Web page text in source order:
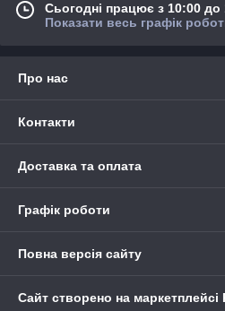
Сьогодні працює з 10:00 до
Показати весь графік
Про нас
Контакти
Доставка та оплата
Графік роботи
Повна версія сайту
Сайт створено на маркетплейсі